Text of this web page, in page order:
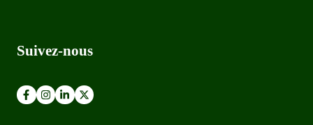
Suivez-nous